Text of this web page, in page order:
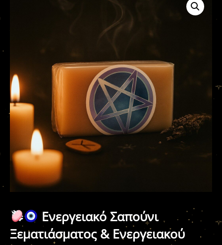
Ενεργειακό Σαπούνι
Ξεματιάσματος & Ενεργειακού